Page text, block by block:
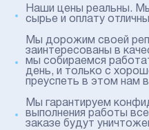
Наши цены реальны.
сырье и оплату
Мы дорожим своей
заинтересованы в
мы собираемся
день, и только с
преуспеть в этом нам
Мы гарантируем
выполнения работы
заказе будут